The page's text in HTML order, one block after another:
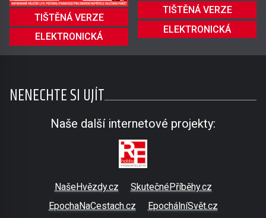
TIŠTĚNÁ VERZE
ELEKTRONICKÁ
TIŠTĚNÁ VERZE
ELEKTRONICKÁ
NENECHTE SI UJÍT
Naše další internetové projekty:
NašeHvězdy.cz
SkutečnéPříběhy.cz
EpochaNaCestach.cz
EpochálníSvět.cz